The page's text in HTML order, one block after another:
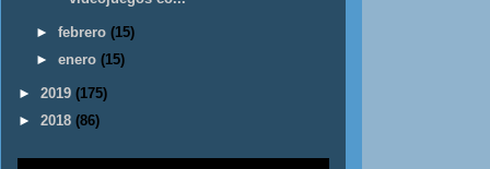
► febrero (15)
► enero (15)
► 2019 (175)
► 2018 (86)